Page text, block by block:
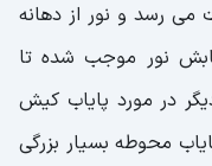
می رسد و نور از دهانه
نور موجب شده تا
در مورد پایاب کیش
محوطه‌ بسیار بزرگی